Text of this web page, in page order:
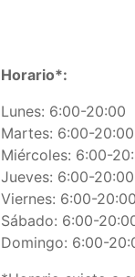
Horario*:
Lunes: 6:00-20:00
Martes: 6:00-20:00
Miércoles: 6:00-
Jueves: 6:00-20:00
Viernes: 6:00-20:00
Sábado: 6:00-
Domingo: 6:00-